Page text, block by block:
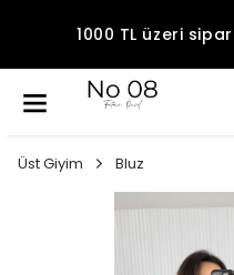
1000 TL üzeri
Üst Giyim Bluz